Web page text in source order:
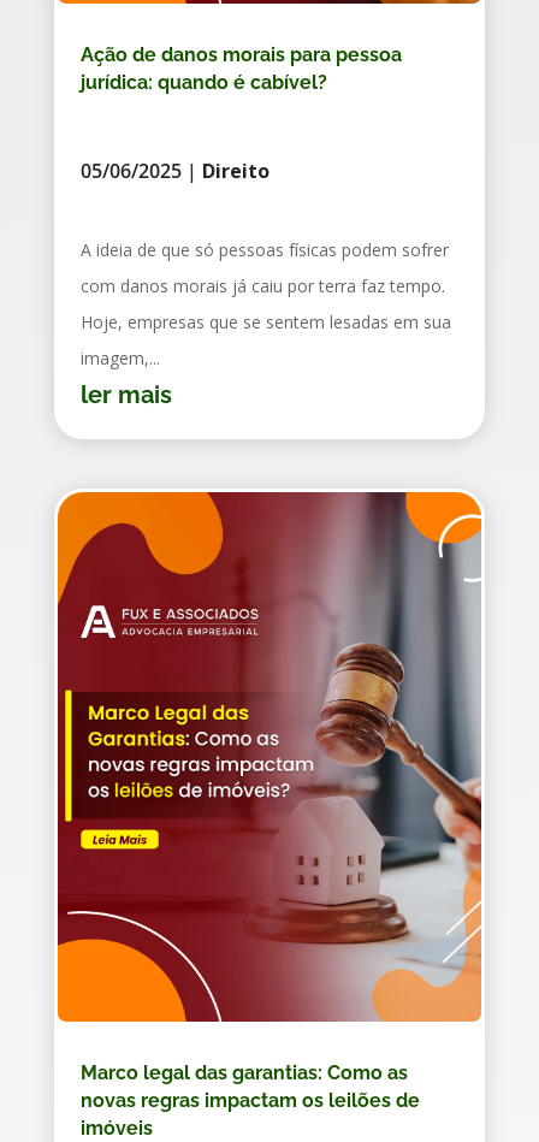
Ação de danos morais para pessoa
jurídica: quando é cabível?
05/06/2025| Direito
A ideia de que só pessoas físicas podem sofrer
com danos morais já caiu por terra faz tempo.
Hoje, empresas que se sentem lesadas em sua
imagem,...
ler mais
Marco legal das garantias: Como as
novas regras impactam os leilões de
imóveis